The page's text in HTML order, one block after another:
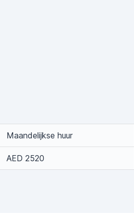
Maandelijkse huur
AED 2520